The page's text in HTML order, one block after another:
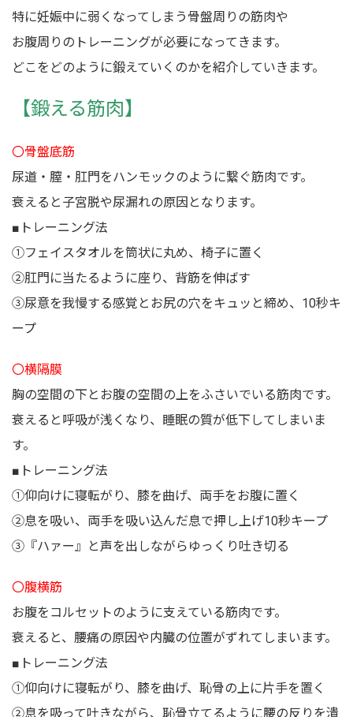
特に妊娠中に弱くなってしまう骨盤周りの筋肉や
お腹周りのトレーニングが必要になってきます。
どこをどのように鍛えていくのかを紹介していきます。
【鍛える筋肉】
〇骨盤底筋
尿道・膣・肛門をハンモックのように繋ぐ筋肉です。
衰えると子宮脱や尿漏れの原因となります。
■トレーニング法
①フェイスタオルを筒状に丸め、椅子に置く
②肛門に当たるように座り、背筋を伸ばす
③尿意を我慢する感覚とお尻の穴をキュッと締め、10秒キ
ープ
〇横隔膜
胸の空間の下とお腹の空間の上をふさいでいる筋肉です。
衰えると呼吸が浅くなり、睡眠の質が低下してしまいま
す。
■トレーニング法
①仰向けに寝転がり、膝を曲げ、両手をお腹に置く
②息を吸い、両手を吸い込んだ息で押し上げ10秒キープ
③『ハァー』と声を出しながらゆっくり吐き切る
〇腹横筋
お腹をコルセットのように支えている筋肉です。
衰えると、腰痛の原因や内臓の位置がずれてしまいます。
■トレーニング法
①仰向けに寝転がり、膝を曲げ、恥骨の上に片手を置く
②息を吸って吐きながら、恥骨立てるように腰の反りを潰